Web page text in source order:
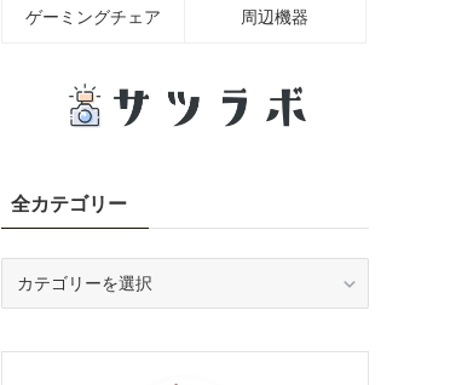
ゲーミングチェア 周辺機器
全カテゴリー
ゴ